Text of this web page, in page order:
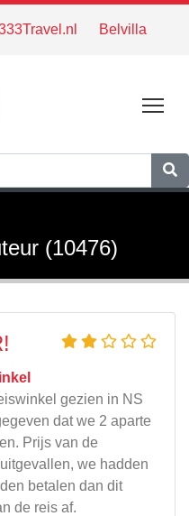
Belvilla
(10476)
gezien in NS
dat we 2 aparte
Prijs van de
we hadden
betalen dan dit
de reis af.